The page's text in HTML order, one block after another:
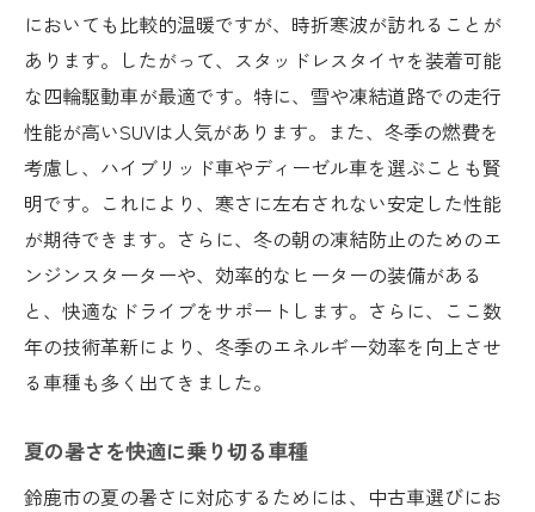
においても比較的温暖ですが、時折寒波が訪れることが
あります。したがって、スタッドレスタイヤを装着可能
な四輪駆動車が最適です。特に、雪や凍結道路での走行
性能が高いSUVは人気があります。また、冬季の燃費を
考慮し、ハイブリッド車やディーゼル車を選ぶことも賢
明です。これにより、寒さに左右されない安定した性能
が期待できます。さらに、冬の朝の凍結防止のためのエ
ンジンスターターや、効率的なヒーターの装備がある
と、快適なドライブをサポートします。さらに、ここ数
年の技術革新により、冬季のエネルギー効率を向上させ
る車種も多く出てきました。
夏の暑さを快適に乗り切る車種
鈴鹿市の夏の暑さに対応するためには、中古車選びにお